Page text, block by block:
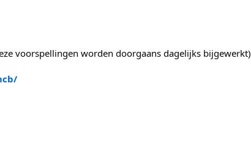
voorspellingen worden doorgaans dagelijks bijgewerkt)